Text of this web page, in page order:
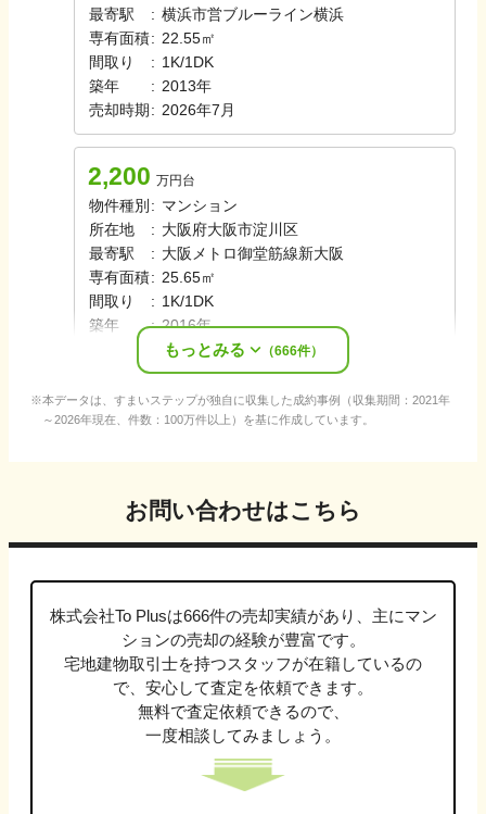
最寄駅
: 横浜市営ブルーライン横浜
専有面積: 22.55㎡
間取り
: 1K/1DK
築年
: 2013年
売却時期 : 2026年7月
2,200 万円台
物件種別 : マンション
所在地
: 大阪府大阪市淀川区
最寄駅
: 大阪メトロ御堂筋線新大阪
専有面積: 25.65㎡
間取り
: 1K/1DK
築年
: 2016年
2026年7月
もっとみる （666件）
本データは、すまいステップが独自に収集した成約事例（収集期間：2021年
～2026年現在、件数：100万件以上）を基に作成しています。
お問い合わせはこちら
株式会社To Plusは666件の売却実績があり、主にマン
ションの売却の経験が豊富です。
宅地建物取引士を持つスタッフが在籍しているの
で、安心して査定を依頼できます。
無料で査定依頼できるので、
一度相談してみましょう。